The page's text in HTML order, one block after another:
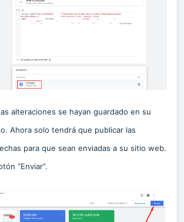
alteraciones se hayan guardado en su
Ahora solo tendrá que publicar las
para que sean enviadas a su sitio web.
“Enviar”.